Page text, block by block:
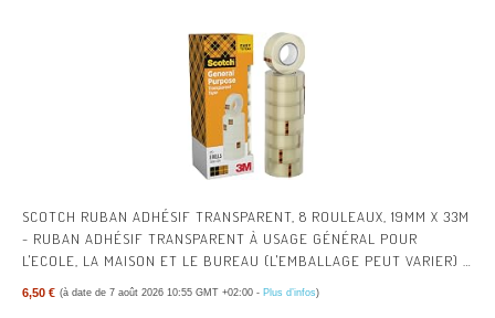
SCOTCH RUBAN ADHÉSIF TRANSPARENT, 8 ROULEAUX, 19MM X 33M
- RUBAN ADHÉSIF TRANSPARENT À USAGE GÉNÉRAL POUR
L'ECOLE, LA MAISON ET LE BUREAU (L'EMBALLAGE PEUT VARIER) |
MAISON, LE BUREAU ; AISÉ À UTILISER, POUR EMBALLER, FERMER
6,50 € (à date de 7 août 2026 10:55 GMT +02:00 - Plus d’infos)